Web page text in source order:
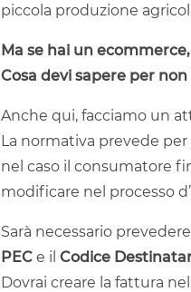
piccola produzione
Ma se hai un
Cosa devi sapere per
Anche qui, facciamo un
La normativa prevede
nel caso il consumatore
modificare nel processo
Sarà necessario
PEC e il Codice
Dovrai creare la fattura